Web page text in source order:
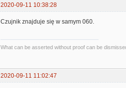
2020-09-11 10:38:28
Czujnik znajduje się w samym 060.
What can be asserted without proof can be
2020-09-11 11:02:47